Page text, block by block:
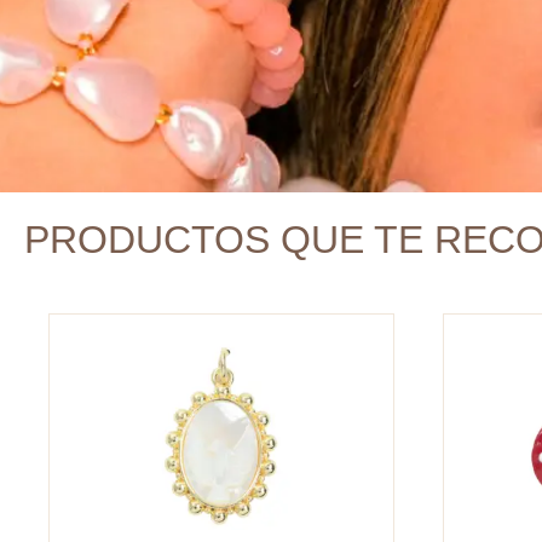
PRODUCTOS QUE TE